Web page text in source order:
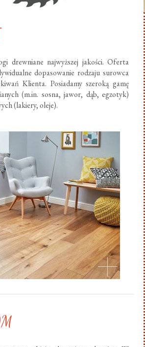
drewniane najwyższej jakości. Oferta
dopasowanie rodzaju surowca
Klienta. Posiadamy szeroką gamę
(m.in. sosna, jawor, dąb, egzotyk)
(lakiery, oleje).